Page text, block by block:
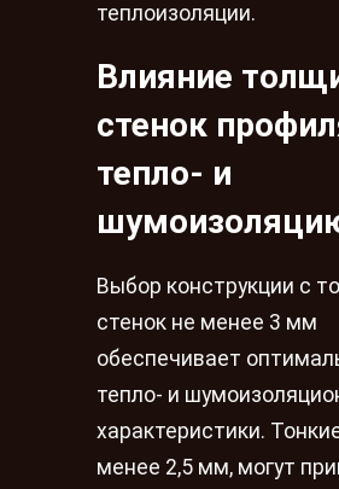
теплоизоляции.
Влияние
стенок
тепло- и
Выбор конструкции с
стенок не менее 3 мм
обеспечивает
тепло- и
характеристики.
менее 2,5 мм, могут